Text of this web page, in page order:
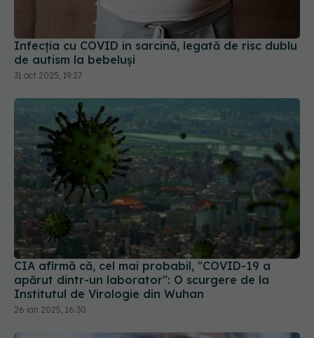
Infecția cu COVID în sarcină, legată de risc dublu
de autism la bebeluși
31 oct 2025, 19:27
CIA afirmă că, cel mai probabil, "COVID-19 a
apărut dintr-un laborator": O scurgere de la
Institutul de Virologie din Wuhan
26 ian 2025, 16:30